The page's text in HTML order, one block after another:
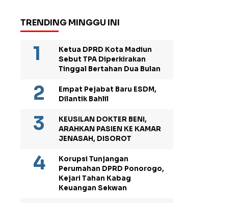
TRENDING MINGGU INI
Ketua DPRD Kota Madiun
Sebut TPA Diperkirakan
Tinggal Bertahan Dua Bulan
Empat Pejabat Baru ESDM,
Dilantik Bahlil
KEUSILAN DOKTER BENI,
ARAHKAN PASIEN KE KAMAR
JENASAH, DISOROT
Korupsi Tunjangan
Perumahan DPRD Ponorogo,
Kejari Tahan Kabag
Keuangan Sekwan